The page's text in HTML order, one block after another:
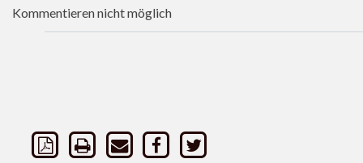
Kommentieren nicht möglich